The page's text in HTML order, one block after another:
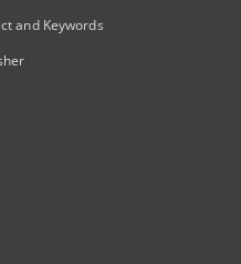
and Keywords